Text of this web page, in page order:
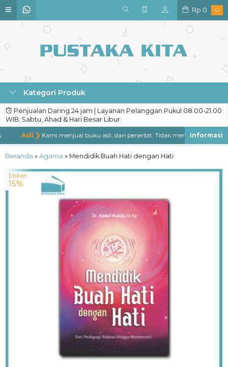
Rp 0 0
Kategori Produk
Penjualan Daring 24 jam | Layanan Pelanggan Pukul 08.00-21.00
WIB. Sabtu, Ahad & Hari Besar Libur
Asli ❯ Kami menjual buku asli, dari penerbit. Tidak menjual buku
Beranda » Agama » Mendidik Buah Hati dengan Hati
Diskon
15%